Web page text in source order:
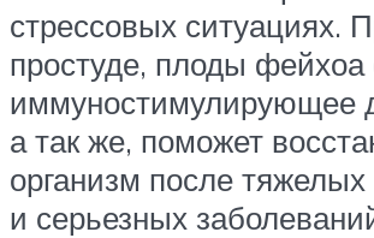
стрессовых ситуациях.
простуде, плоды фейхоа
иммуностимулирующее
а так же, поможет
организм после
и серьезных